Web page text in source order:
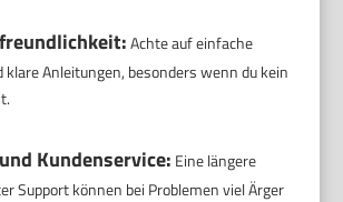
Achte auf einfache
klare Anleitungen, besonders wenn du kein
Kundenservice: Eine längere
Support können bei Problemen viel Ärger